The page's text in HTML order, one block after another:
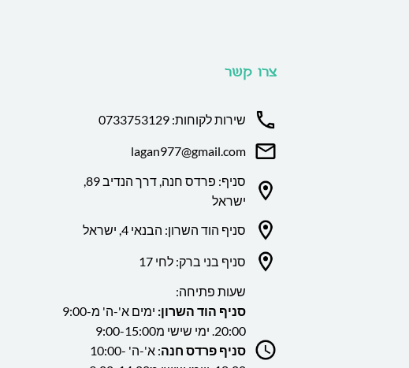
צרו קשר
שירות לקוחות: 0733753129
lagan977@gmail.com
ישראל
סניף הוד השרון: הבנאי 4, ישראל
סניף בני ברק: לחי 17
שעות פתיחה:
סניף הוד השרון:
ימים א'-ה' מ9:00-
20:00. ימי שישי מ9:00-15:00
סניף פרדס חנה
: א'-ה' 10:00-